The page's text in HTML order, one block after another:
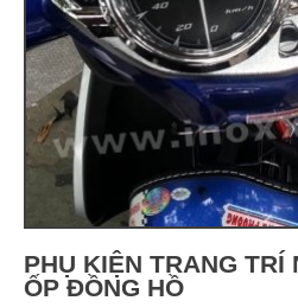
PHỤ KIỆN TRANG TRÍ
ỐP ĐỒNG HỒ